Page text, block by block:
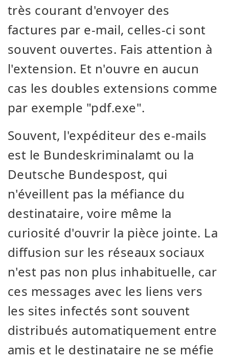
très courant d'envoyer des
factures par e-mail, celles-ci sont
souvent ouvertes. Fais attention à
l'extension. Et n'ouvre en aucun
cas les doubles extensions comme
par exemple "pdf.exe".
Souvent, l'expéditeur des e-mails
est le Bundeskriminalamt ou la
Deutsche Bundespost, qui
n'éveillent pas la méfiance du
destinataire, voire même la
curiosité d'ouvrir la pièce jointe. La
diffusion sur les réseaux sociaux
n'est pas non plus inhabituelle, car
ces messages avec les liens vers
les sites infectés sont souvent
distribués automatiquement entre
amis et le destinataire ne se méfie